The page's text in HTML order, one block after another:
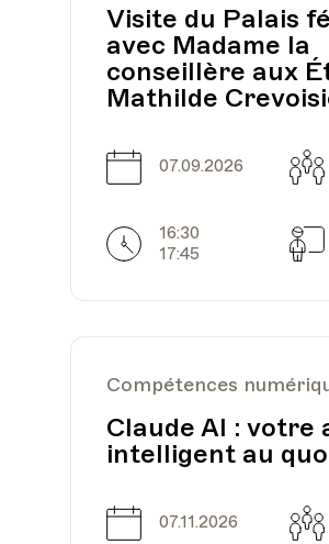
Visite du Palais
avec Madame la
conseillère aux
Mathilde
Date
07.09.2026
Horarires
16:30
17:45
Compétences
Claude AI : votre
intelligent au
Date
07.11.2026